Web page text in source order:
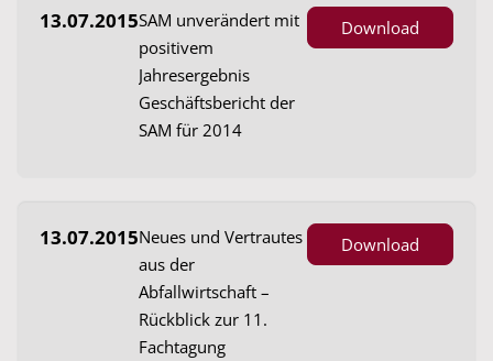
13.07.2015SAM unverändert mit
positivem
Jahresergebnis
Geschäftsbericht der
SAM für 2014
Download
13.07.2015Neues und Vertrautes
aus der
Abfallwirtschaft –
Rückblick zur 11.
Fachtagung
Download